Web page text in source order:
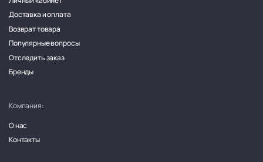
Доставка и оплата
Возврат товара
Популярные вопросы
Отследить заказ
Бренды
Компания:
О нас
Контакты